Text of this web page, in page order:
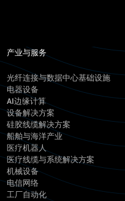
产业与服务
光纤连接与数据中心基础设施
电器设备
AI边缘计算
设备解决方案
硅胶线缆解决方案
船舶与海洋产业
医疗机器人
医疗线缆与系统解决方案
机械设备
电信网络
工厂自动化